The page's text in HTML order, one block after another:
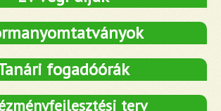
fogadóórák
terv